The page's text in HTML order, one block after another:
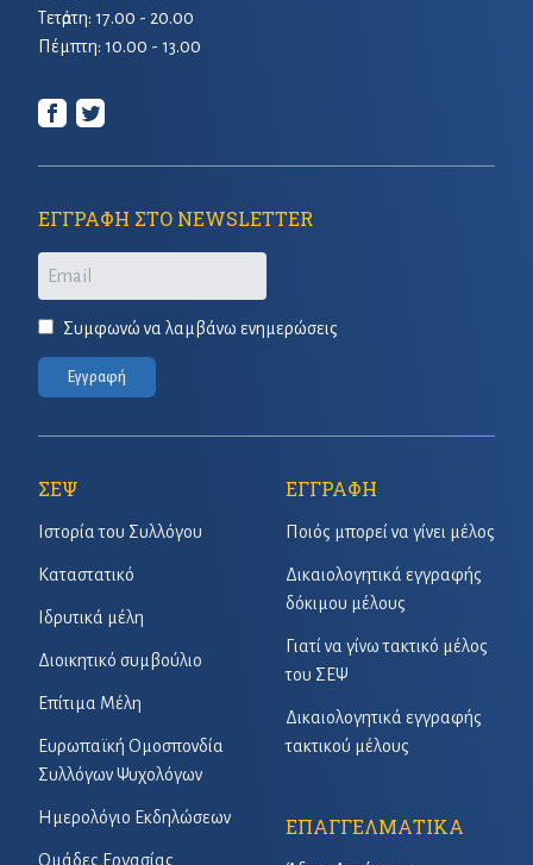
Τετἀρτη: 17.00 - 20.00
Πέμπτη: 10.00 - 13.00
ΕΓΓΡΑΦΗ ΣΤΟ NEWSLETTER
Email
Συμφωνώ να λαμβάνω ενημερώσεις
Εγγραφή
ΣΕΨ
Ιστορία του Συλλόγου
Καταστατικό
Ιδρυτικά μέλη
Διοικητικό συμβούλιο
Επίτιμα Μέλη
Ευρωπαϊκή Ομοσπονδία
Συλλόγων Ψυχολόγων
Ημερολόγιο Εκδηλώσεων
Ομάδες Εργασίας
ΕΓΓΡΑΦΗ
Ποιός μπορεί να γίνει μέλος
Δικαιολογητικά εγγραφής
δόκιμου μέλους
Γιατί να γίνω τακτικό μέλος
του ΣΕΨ
Δικαιολογητικά εγγραφής
τακτικού μέλους
ΕΠΑΓΓΕΛΜΑΤΙΚΑ